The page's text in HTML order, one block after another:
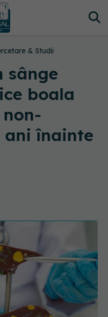
& Studii
sânge
boala
ani înainte